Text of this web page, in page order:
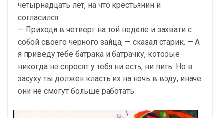
четырнадцать лет, на что крестьянин и
согласился.
— Приходи в четверг на той неделе и захвати с
собой своего черного зайца, — сказал старик. — А
я приведу тебе батрака и батрачку, которые
никогда не спросят у тебя ни есть, ни пить. Но в
засуху ты должен класть их на ночь в воду, иначе
они не смогут больше работать.